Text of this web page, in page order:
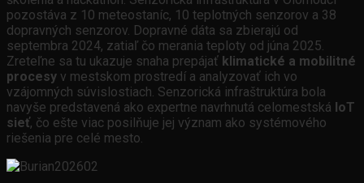
pozostáva z 10 meteostaníc, 10 teplotných senzorov a 38
dopravných senzorov. Dopravné dáta sa zbierajú od
septembra 2024, zatiaľ čo merania teploty od júna 2025.
Zreteľne sa tu ukazuje snaha prepájať klimatické a mobilitné
procesy v mestskom prostredí a analyzovať ich vo
vzájomných súvislostiach. Senzorická infraštruktúra bola
navyše predstavená ako expertne navrhnutá celomestská IoT
sieť, čo ešte viac posilňuje jej význam ako systémového
riešenia pre celé mesto.